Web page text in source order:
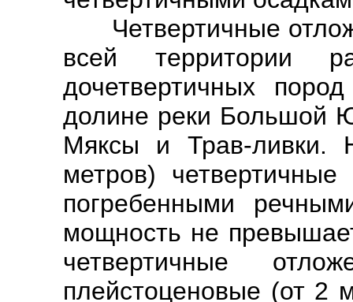
Четвертичные
всей территории
дочетвертичных
долине реки Большой
Мяксы и Трав-ливки.
метров)
погребенными
мощность не
четвертичные
плейстоценовые (от 2